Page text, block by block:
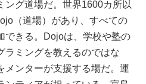
ング道場だ。世界1600カ所以
（道場）があり、すべての
できる。Dojoは、学校や塾の
ラミングを教えるのではな
メンターが支援する場だ。運